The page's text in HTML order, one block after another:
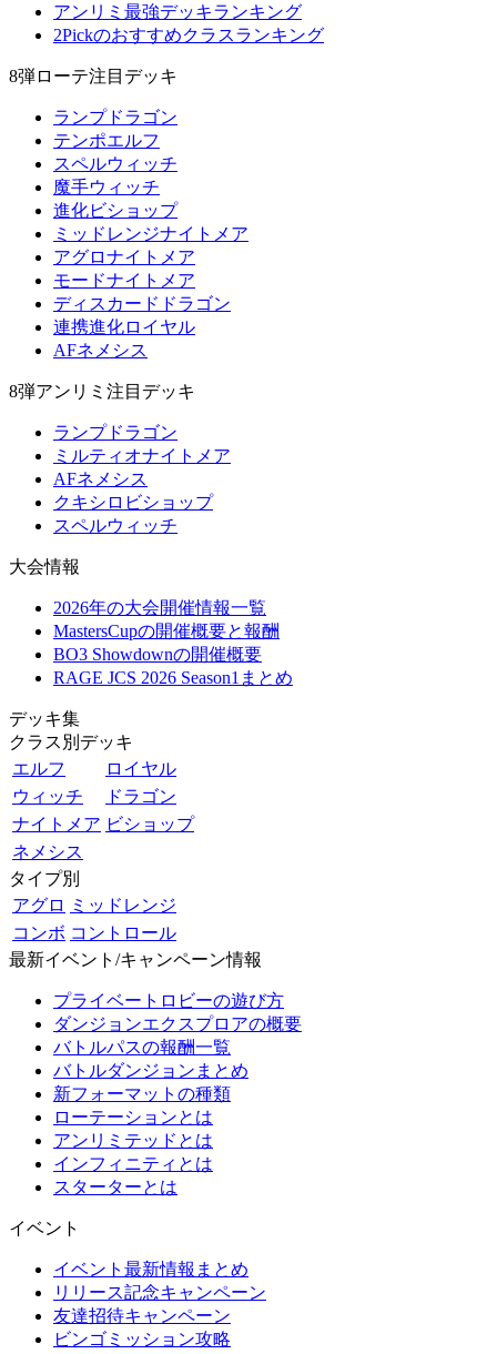
アンリミ最強デッキランキング
2Pickのおすすめクラスランキング
8弾ローテ注目デッキ
ランプドラゴン
テンポエルフ
スペルウィッチ
魔手ウィッチ
進化ビショップ
ミッドレンジナイトメア
アグロナイトメア
モードナイトメア
ディスカードドラゴン
連携進化ロイヤル
AFネメシス
8弾アンリミ注目デッキ
ランプドラゴン
ミルティオナイトメア
AFネメシス
クキシロビショップ
スペルウィッチ
大会情報
2026年の大会開催情報一覧
MastersCupの開催概要と報酬
BO3 Showdownの開催概要
RAGE JCS 2026 Season1まとめ
デッキ集
クラス別デッキ
エルフ
ロイヤル
ウィッチ
ドラゴン
ナイトメア ビショップ
ネメシス
タイプ別
アグロ
ミッドレンジ
コンボ コントロール
最新イベント/キャンペーン情報
プライベートロビーの遊び方
ダンジョンエクスプロアの概要
バトルパスの報酬一覧
バトルダンジョンまとめ
新フォーマットの種類
ローテーションとは
アンリミテッドとは
インフィニティとは
スターターとは
イベント
イベント最新情報まとめ
リリース記念キャンペーン
友達招待キャンペーン
ビンゴミッション攻略